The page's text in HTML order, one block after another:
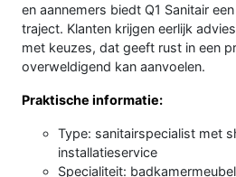
en aannemers biedt Q1 Sanitair
traject. Klanten krijgen eerlijk
met keuzes, dat geeft rust in een
overweldigend kan aanvoelen.
Praktische informatie:
Type: sanitairspecialist met
installatieservice
Specialiteit: